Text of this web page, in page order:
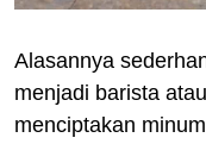
Alasannya
menjadi barista
menciptakan